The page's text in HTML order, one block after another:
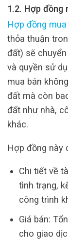
1.2. Hợp đồng
Hợp đồng
thỏa thuận
đất) sẽ
và quyền sử
mua bán
đất mà còn
đất như nhà,
khác.
Hợp đồng này
Chi tiết về
tình trạng,
công trình
Giá bán:
cho giao